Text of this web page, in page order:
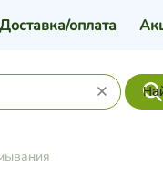
Доставка/оплата